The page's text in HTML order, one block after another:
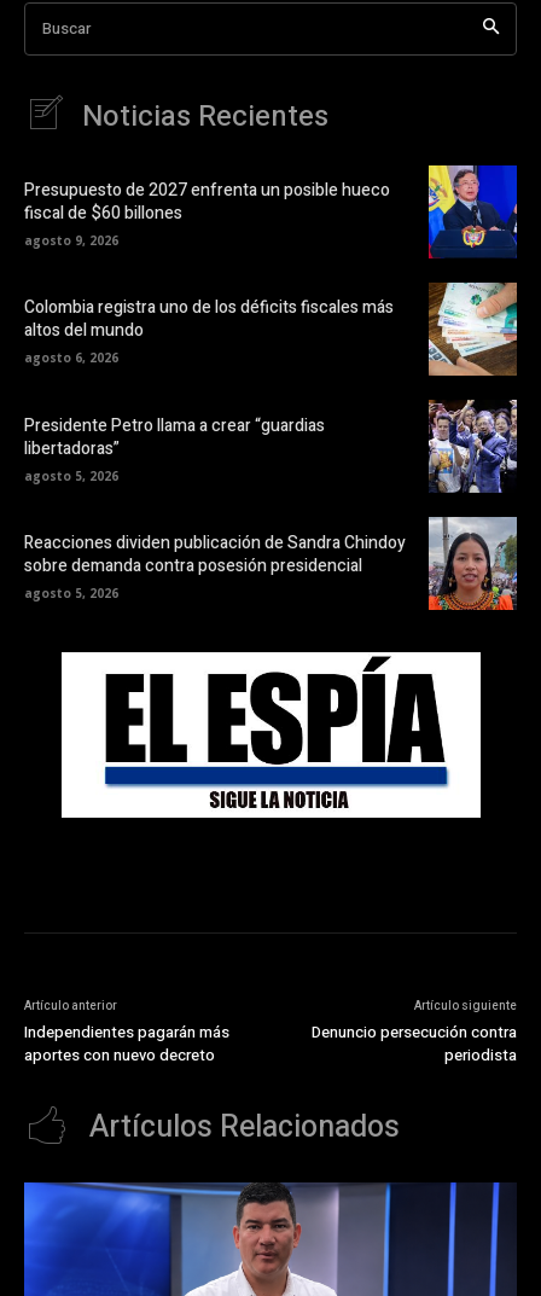
Buscar
Noticias Recientes
Presupuesto de 2027 enfrenta un posible hueco
fiscal de $60 billones
agosto 9, 2026
Colombia registra uno de los déficits fiscales más
altos del mundo
agosto 6, 2026
Presidente Petro llama a crear “guardias
libertadoras”
agosto 5, 2026
Reacciones dividen publicación de Sandra Chindoy
sobre demanda contra posesión presidencial
agosto 5, 2026
Artículo anterior
Independientes pagarán más
aportes con nuevo decreto
Artículo siguiente
Denuncio persecución contra
periodista
Artículos Relacionados